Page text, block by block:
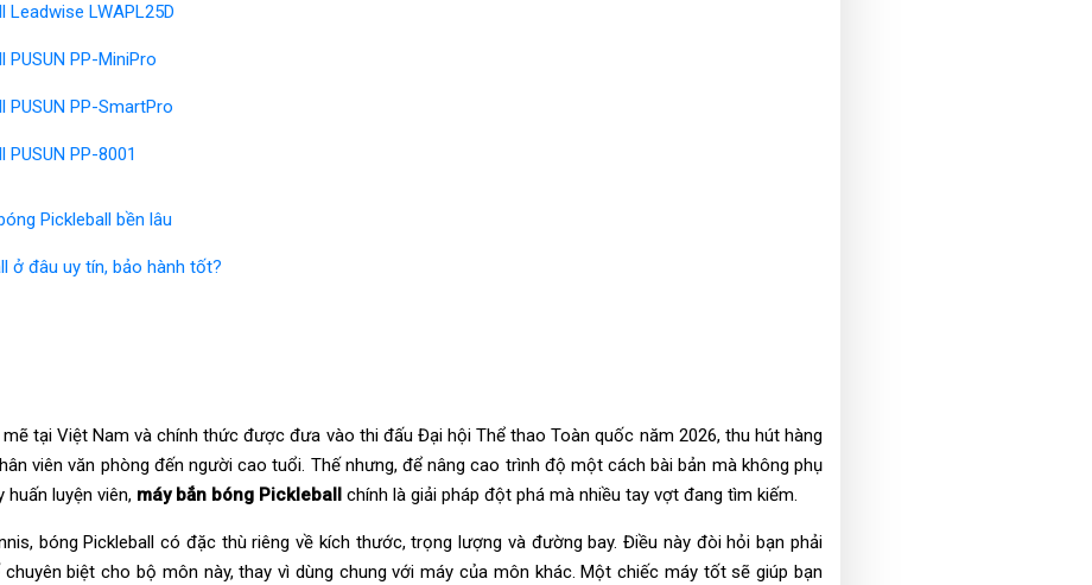
Leadwise LWAPL25D
PUSUN PP-MiniPro
PUSUN PP-SmartPro
PUSUN PP-8001
Pickleball bền lâu
ở đâu uy tín, bảo hành tốt?
tại Việt Nam và chính thức được đưa vào thi đấu Đại hội Thể thao Toàn quốc năm 2026, thu hút hàng
viên văn phòng đến người cao tuổi. Thế nhưng, để nâng cao trình độ một cách bài bản mà không phụ
luyện viên, máy bắn bóng Pickleball chính là giải pháp đột phá mà nhiều tay vợt đang tìm kiếm.
bóng Pickleball có đặc thù riêng về kích thước, trọng lượng và đường bay. Điều này đòi hỏi bạn phải
biệt cho bộ môn này, thay vì dùng chung với máy của môn khác. Một chiếc máy tốt sẽ giúp bạn